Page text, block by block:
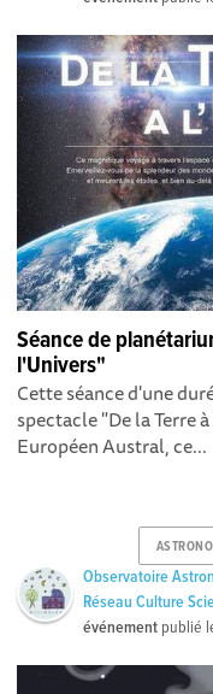
Séance de
l'Univers"
Cette séance d'une
spectacle "De la Terre
Européen Austral, ce...
Observatoire
Réseau Culture
événement publié